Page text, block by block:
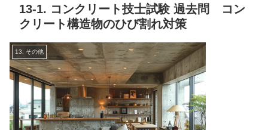
13-1. コンクリート技士試験 過去問 コン
クリート構造物のひび割れ対策
13. その他